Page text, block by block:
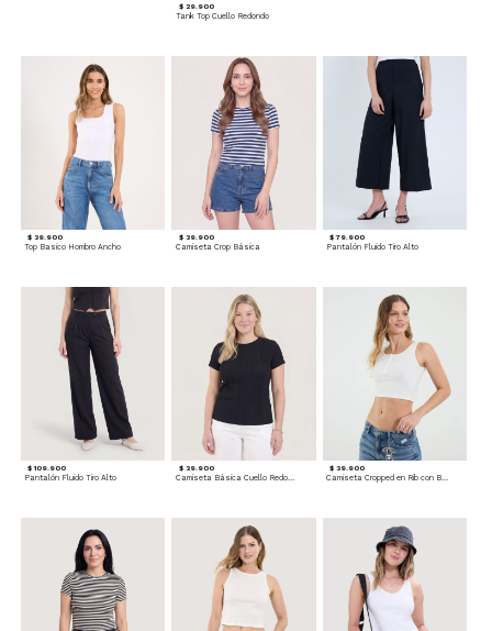
$ 29.900
Tank Top Cuello Redondo
$ 39.900
Top Basico Hombro Ancho
$ 39.900
Camiseta Crop Básica
$ 79.900
Pantalón Fluido Tiro Alto
$ 109.900
Pantalón Fluido Tiro Alto
$ 39.900
Camiseta Básica Cuello Redondo
$ 39.900
Camiseta Cropped en Rib con Botones